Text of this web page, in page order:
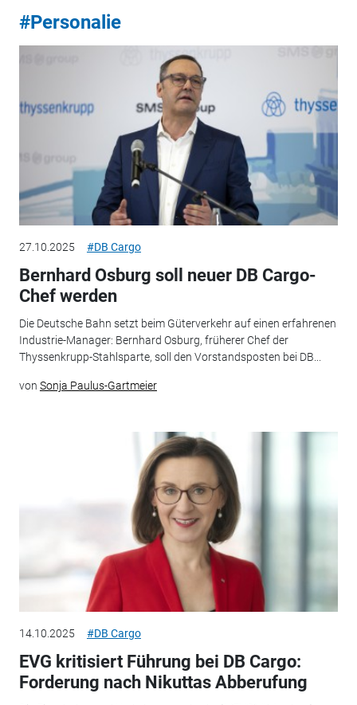
#Personalie
27.10.2025 #DB Cargo
Bernhard Osburg soll neuer DB Cargo-
Chef werden
Die Deutsche Bahn setzt beim Güterverkehr auf einen erfahrenen
Industrie-Manager: Bernhard Osburg, früherer Chef der
Thyssenkrupp-Stahlsparte, soll den Vorstandsposten bei DB...
von Sonja Paulus-Gartmeier
14.10.2025 #DB Cargo
EVG kritisiert Führung bei DB Cargo:
Forderung nach Nikuttas Abberufung